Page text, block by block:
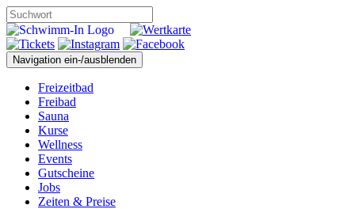
Navigation ein-/ausblenden
Freizeitbad
Freibad
Sauna
Kurse
Wellness
Events
Gutscheine
Jobs
Zeiten & Preise